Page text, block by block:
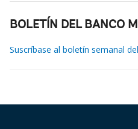
BOLETÍN DEL BANCO
Suscríbase al boletín semanal